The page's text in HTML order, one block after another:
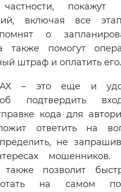
Выключены
ассистент
Остановить
настройки
покажут
включая все
о
также помогут
штраф и оплатить его.
– это еще и
подтвердить
кода для
ответить на
не
мошенников.
также позволит
на самом